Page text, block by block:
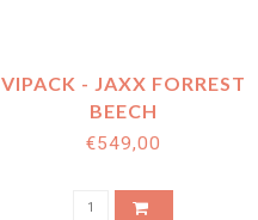
VIPACK - JAXX FORREST
BEECH
VERZORGINGSTAFEL /
€549,00